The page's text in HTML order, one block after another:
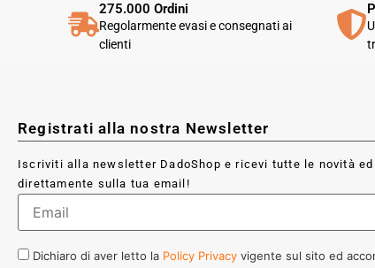
275.000 Ordini
Regolarmente evasi e consegnati ai
clienti
Registrati alla nostra Newsletter
Iscriviti alla newsletter DadoShop e ricevi tutte le novità
direttamente sulla tua email!
Dichiaro di aver letto la Policy Privacy vigente sul sito ed